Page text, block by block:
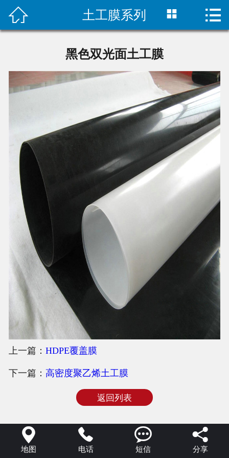
 首页
产品展示
工程案例
联系我们
 土工膜系列  
黑色双光面土工膜
上一篇： HDPE覆盖膜
下一篇： 高密度聚乙烯土工膜
返回列表

地图

电话

短信

分享